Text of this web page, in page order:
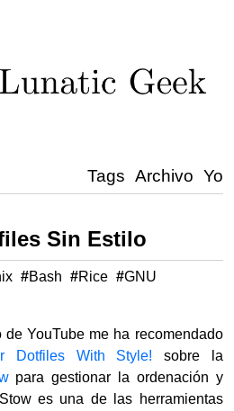
Tags Archivo Yo
Sin Estilo
#Bash #Rice #GNU
YouTube me ha recomendado
Dotfiles With Style! sobre la
para gestionar la ordenación y
es una de las herramientas